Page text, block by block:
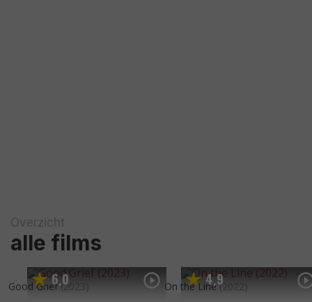
Overzicht
alle films
6,0
Good Grief (2023) 4,9
On the Line (2022)